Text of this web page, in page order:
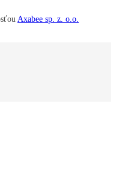
Axabee sp. z. o.o.